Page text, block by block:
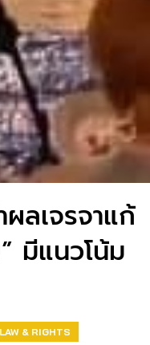
ลเจรจาแก้
มีแนวโน้ม
LAW & RIGHTS